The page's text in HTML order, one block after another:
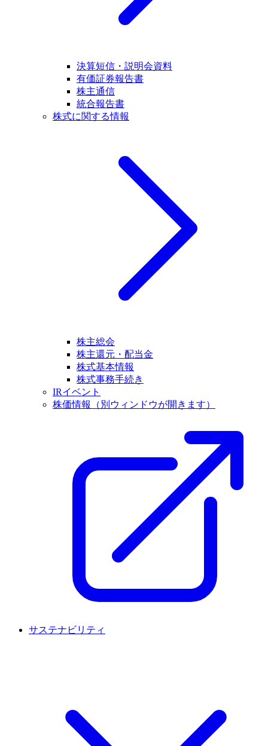
決算短信・説明会資料
有価証券報告書
株主通信
統合報告書
株式に関する情報
株主総会
株主還元・配当金
株式基本情報
株式事務手続き
IRイベント
株価情報
（別ウィンドウが開きます）
サステナビリティ